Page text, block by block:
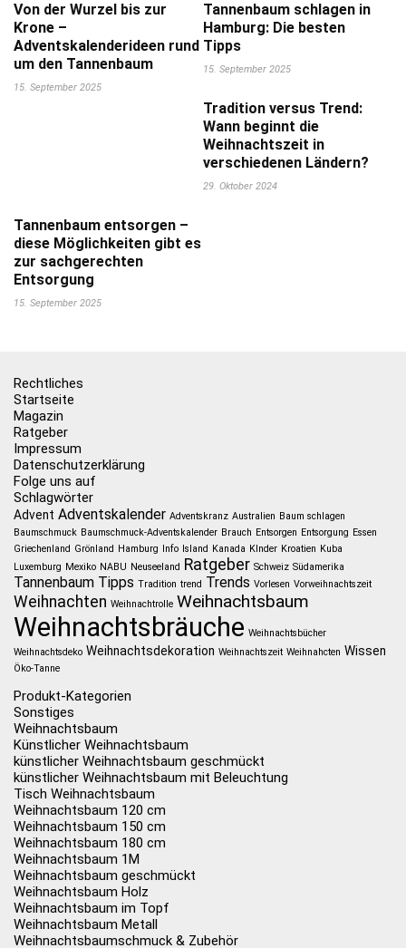
Von der Wurzel bis zur
Krone –
Adventskalenderideen rund
um den Tannenbaum
15. September 2025
Tannenbaum schlagen in
Hamburg: Die besten
Tipps
15. September 2025
Tradition versus Trend:
Wann beginnt die
Weihnachtszeit in
verschiedenen Ländern?
29. Oktober 2024
Tannenbaum entsorgen –
diese Möglichkeiten gibt es
zur sachgerechten
Entsorgung
15. September 2025
Rechtliches
Startseite
Magazin
Ratgeber
Impressum
Datenschutzerklärung
Folge uns auf
Schlagwörter
Advent Adventskalender Adventskranz Australien Baum schlagen
Baumschmuck Baumschmuck-Adventskalender Brauch Entsorgen Entsorgung Essen
Griechenland Grönland Hamburg Info Island Kanada KInder Kroatien Kuba
Luxemburg Mexiko NABU Neuseeland Ratgeber Schweiz Südamerika
Tannenbaum Tipps Tradition trend Trends Vorlesen Vorweihnachtszeit
Weihnachten Weihnachtrolle Weihnachtsbaum
Weihnachtsbräuche Weihnachtsbücher
Weihnachtsdeko Weihnachtsdekoration Weihnachtszeit Weihnahcten Wissen
Öko-Tanne
Produkt-Kategorien
Sonstiges
Weihnachtsbaum
Künstlicher Weihnachtsbaum
künstlicher Weihnachtsbaum geschmückt
künstlicher Weihnachtsbaum mit Beleuchtung
Tisch Weihnachtsbaum
Weihnachtsbaum 120 cm
Weihnachtsbaum 150 cm
Weihnachtsbaum 180 cm
Weihnachtsbaum 1M
Weihnachtsbaum geschmückt
Weihnachtsbaum Holz
Weihnachtsbaum im Topf
Weihnachtsbaum Metall
Weihnachtsbaumschmuck & Zubehör